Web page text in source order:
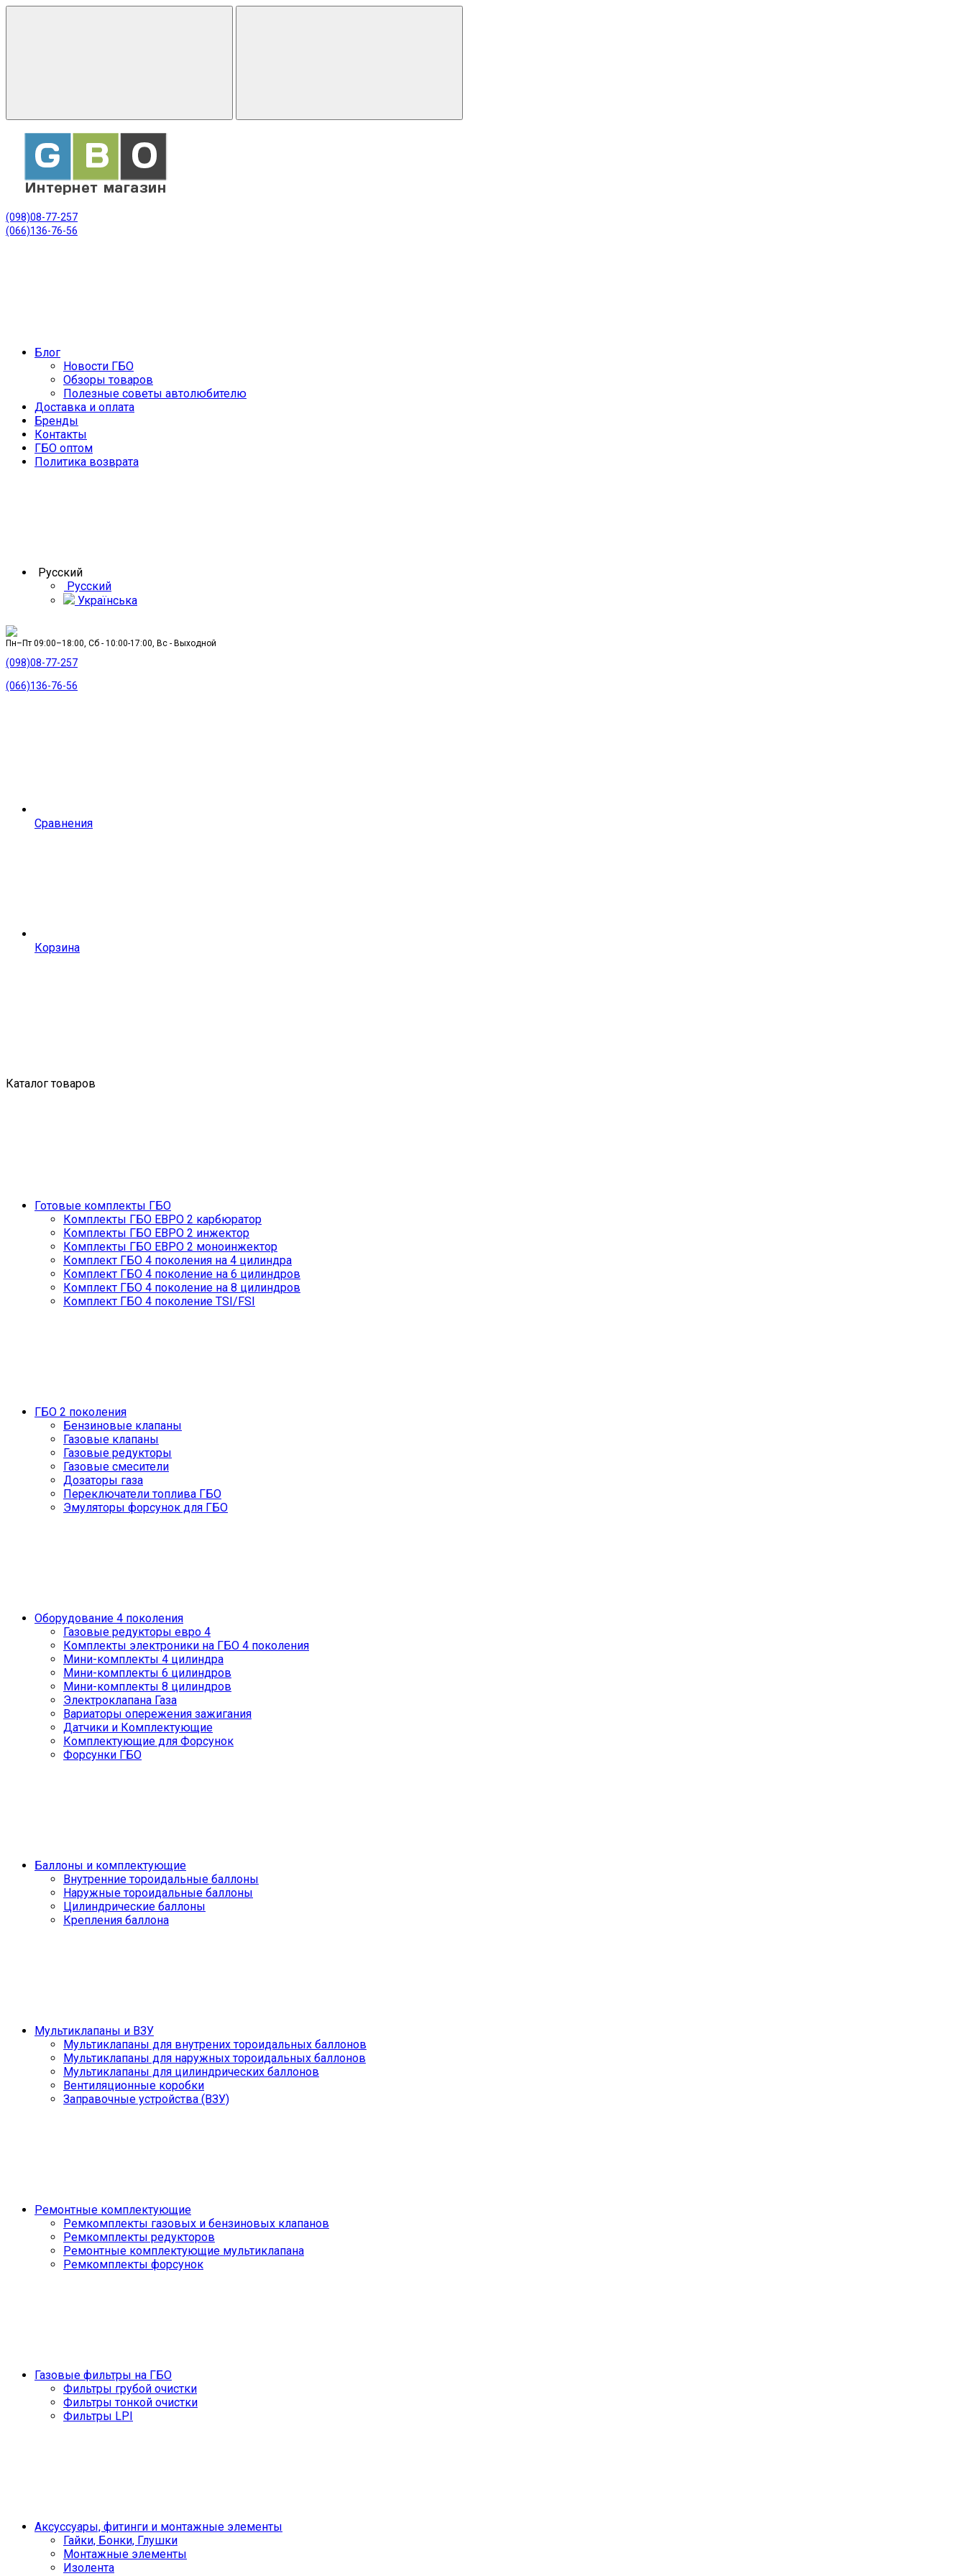
(098)08-77-257
(066)136-76-56
Блог
Новости ГБО
Обзоры товаров
Полезные советы автолюбителю
Доставка и оплата
Бренды
Контакты
ГБО оптом
Политика возврата
Русский
Русский
Українська
Пн–Пт 09:00–18:00, Сб - 10:00-17:00, Вс - Выходной
(098)08-77-257
(066)136-76-56
Сравнения
Корзина
Каталог товаров
Готовые комплекты ГБО
Комплекты ГБО ЕВРО 2 карбюратор
Комплекты ГБО ЕВРО 2 инжектор
Комплекты ГБО ЕВРО 2 моноинжектор
Комплект ГБО 4 поколения на 4 цилиндра
Комплект ГБО 4 поколение на 6 цилиндров
Комплект ГБО 4 поколение на 8 цилиндров
Комплект ГБО 4 поколение TSI/FSI
ГБО 2 поколения
Бензиновые клапаны
Газовые клапаны
Газовые редукторы
Газовые смесители
Дозаторы газа
Переключатели топлива ГБО
Эмуляторы форсунок для ГБО
Оборудование 4 поколения
Газовые редукторы евро 4
Комплекты электроники на ГБО 4 поколения
Мини-комплекты 4 цилиндра
Мини-комплекты 6 цилиндров
Мини-комплекты 8 цилиндров
Электроклапана Газа
Вариаторы опережения зажигания
Датчики и Комплектующие
Комплектующие для Форсунок
Форсунки ГБО
Баллоны и комплектующие
Внутренние тороидальные баллоны
Наружные тороидальные баллоны
Цилиндрические баллоны
Крепления баллона
Мультиклапаны и ВЗУ
Мультиклапаны для внутрених тороидальных баллонов
Мультиклапаны для наружных тороидальных баллонов
Мультиклапаны для цилиндрических баллонов
Вентиляционные коробки
Заправочные устройства (ВЗУ)
Ремонтные комплектующие
Ремкомплекты газовых и бензиновых клапанов
Ремкомплекты редукторов
Ремонтные комплектующие мультиклапана
Ремкомплекты форсунок
Газовые фильтры на ГБО
Фильтры грубой очистки
Фильтры тонкой очистки
Фильтры LPI
Аксуссуары, фитинги и монтажные элементы
Гайки, Бонки, Глушки
Монтажные элементы
Изолента